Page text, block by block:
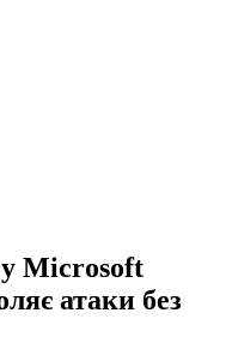
Microsoft
атаки без